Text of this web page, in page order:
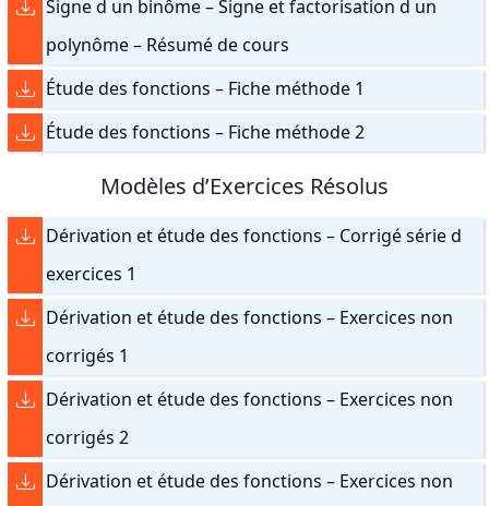
Signe d un binôme – Signe et factorisation d un
polynôme – Résumé de cours
Étude des fonctions – Fiche méthode 1
Étude des fonctions – Fiche méthode 2
Modèles d’Exercices Résolus
Dérivation et étude des fonctions – Corrigé série d
exercices 1
Dérivation et étude des fonctions – Exercices non
corrigés 1
Dérivation et étude des fonctions – Exercices non
corrigés 2
Dérivation et étude des fonctions – Exercices non